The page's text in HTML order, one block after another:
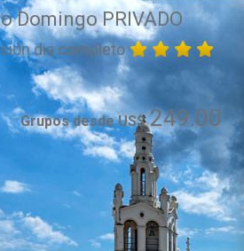
Domingo PRIVADO
dia completo
Grupos desde US$249.00